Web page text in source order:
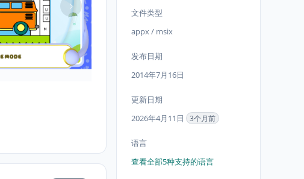
文件类型
appx / msix
发布日期
2014年7月16日
更新日期
2026年4月11日
3个月前
语言
查看全部5种支持的语言